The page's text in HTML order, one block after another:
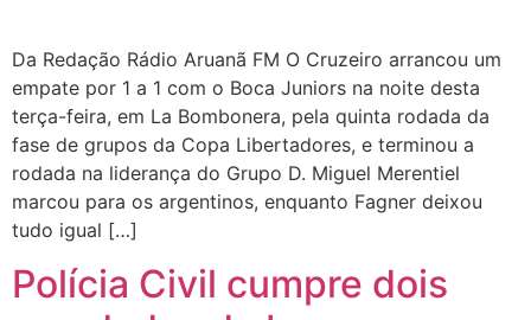
Da Redação Rádio Aruanã FM O Cruzeiro arrancou um
empate por 1 a 1 com o Boca Juniors na noite desta
terça-feira, em La Bombonera, pela quinta rodada da
fase de grupos da Copa Libertadores, e terminou a
rodada na liderança do Grupo D. Miguel Merentiel
marcou para os argentinos, enquanto Fagner deixou
tudo igual […]
Polícia Civil cumpre dois